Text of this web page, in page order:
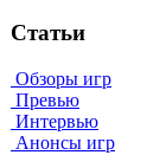
Статьи
Обзоры игр
Превью
Интервью
Анонсы игр